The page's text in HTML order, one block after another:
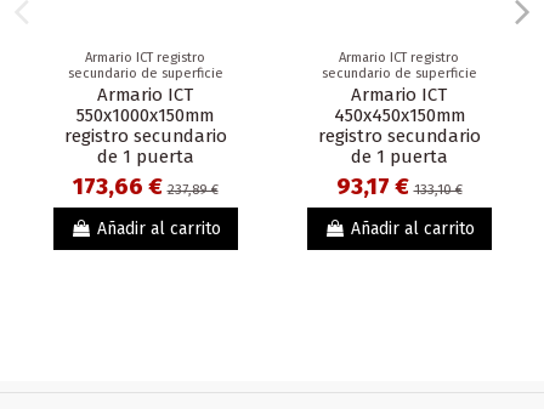
Armario ICT registro
secundario de superficie
Armario ICT
550x1000x150mm
registro secundario
de 1 puerta
173,66 €237,89 €
Añadir al carrito
Armario ICT registro
secundario de superficie
Armario ICT
450x450x150mm
registro secundario
de 1 puerta
93,17 €133,10 €
Añadir al carrito